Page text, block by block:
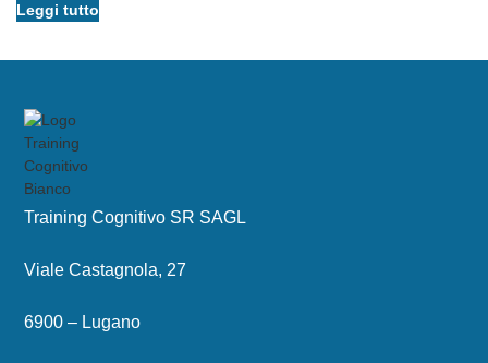
Leggi tutto
Training Cognitivo SR SAGL
Viale Castagnola, 27
6900 – Lugano